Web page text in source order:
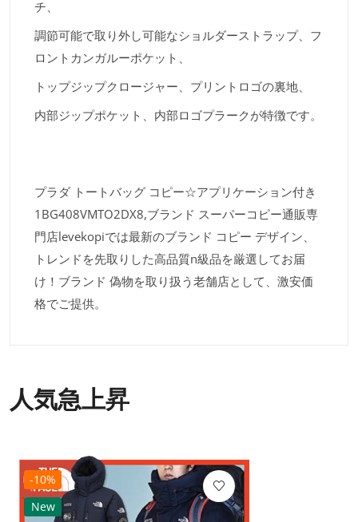
チ、
調節可能で取り外し可能なショルダーストラップ、フ
ロントカンガルーポケット、
トップジップクロージャー、プリントロゴの裏地、
内部ジップポケット、内部ロゴプラークが特徴です。
プラダ トートバッグ コピー☆アプリケーション付き
1BG408VMTO2DX8,ブランド スーパーコピー通販専
門店levekopiでは最新のブランド コピー デザイン、
トレンドを先取りした高品質n級品を厳選してお届
け！ブランド 偽物を取り扱う老舗店として、激安価
格でご提供。
人気急上昇
-10%
New